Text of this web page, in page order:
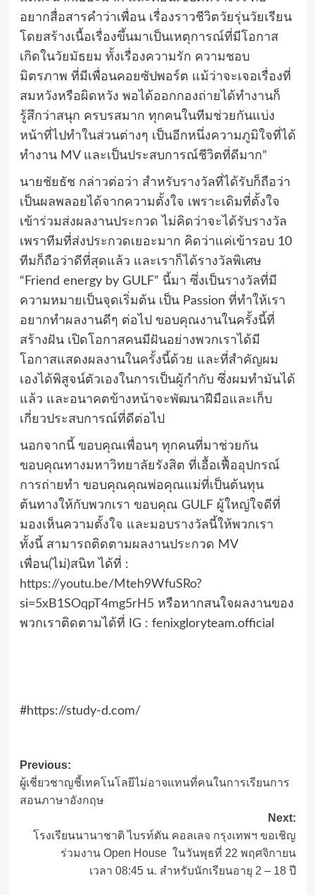
อยากสื่อสารคำว่าเพื่อน เรื่องราวชีวิตวัยรุ่นวัยเรียน
โดยสร้างเนื้อเรื่องขึ้นมาเป็นเหตุการณ์ที่มีโอกาส
เกิดในวัยมัธยม ทั้งเรื่องความรัก ความชอบ
มิตรภาพ ที่มีเพื่อนคอยซัปพอร์ต แม้ว่าจะเจอเรื่องที่
สมหวังหรือผิดหวัง พอได้ออกกองถ่ายได้ทำงานก็
รู้สึกว่าสนุก ครบรสมาก ทุกคนในทีมช่วยกันแบ่ง
หน้าที่ไปทำในส่วนต่างๆ เป็นอีกหนึ่งความภูมิใจที่ได้
ทำงาน MV และเป็นประสบการณ์ชีวิตที่ดีมาก”
นายชัยธัช กล่าวต่อว่า สำหรับรางวัลที่ได้รับก็ถือว่า
เป็นผลพลอยได้จากความตั้งใจ เพราะเดิมที่ตั้งใจ
เข้าร่วมส่งผลงานประกวด ไม่คิดว่าจะได้รับรางวัล
เพราทีมที่ส่งประกวดเยอะมาก คิดว่าแค่เข้ารอบ 10
ทีมก็ถือว่าดีที่สุดแล้ว และเราก็ได้รางวัลพิเศษ
“Friend energy by GULF” นี้มา ซึ่งเป็นรางวัลที่มี
ความหมายเป็นจุดเริ่มต้น เป็น Passion ที่ทำให้เรา
อยากทำผลงานดีๆ ต่อไป ขอบคุณงานในครั้งนี้ที่
สร้างฝัน เปิดโอกาสคนมีฝันอย่างพวกเราได้มี
โอกาสแสดงผลงานในครั้งนี้ด้วย และที่สำคัญผม
เองได้พิสูจน์ตัวเองในการเป็นผู้กำกับ ซึ่งผมทำมันได้
แล้ว และอนาคตข้างหน้าจะพัฒนาฝีมือและเก็บ
เกี่ยวประสบการณ์ที่ดีต่อไป
นอกจากนี้ ขอบคุณเพื่อนๆ ทุกคนที่มาช่วยกัน
ขอบคุณทางมหาวิทยาลัยรังสิต ที่เอื้อเฟื้ออุปกรณ์
การถ่ายทำ ขอบคุณคุณพ่อคุณแม่ที่เป็นต้นทุน
ต้นทางให้กับพวกเรา ขอบคุณ GULF ผู้ใหญ่ใจดีที่
มองเห็นความตั้งใจ และมอบรางวัลนี้ให้พวกเรา
ทั้งนี้ สามารถติดตามผลงานประกวด MV
เพื่อน(ไม่)สนิท ได้ที่ :
https://youtu.be/Mteh9WfuSRo?
si=5xB1SOqpT4mg5rH5หรือหากสนใจผลงานของ
พวกเราติดตามได้ที่ IG : fenixgloryteam.official
#https://study-d.com/
Post
navigation
Previous:
ผู้เชี่ยวชาญชี้เทคโนโลยีไม่อาจแทนที่คนในการเรียนการ
สอนภาษาอังกฤษ
Next:
โรงเรียนนานาชาติ ไบรท์ตัน คอลเลจ กรุงเทพฯ ขอเชิญ
ร่วมงาน Open House ในวันพุธที่ 22 พฤศจิกายน
เวลา 08:45 น. สำหรับนักเรียนอายุ 2 – 18 ปี